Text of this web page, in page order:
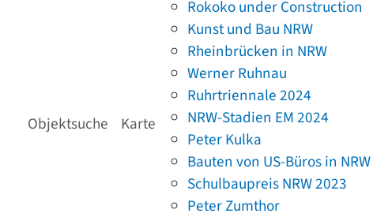
Objektsuche Karte
Rokoko under Construction
Kunst und Bau NRW
Rheinbrücken in NRW
Werner Ruhnau
Ruhrtriennale 2024
NRW-Stadien EM 2024
Peter Kulka
Bauten von US-Büros in NRW
Schulbaupreis NRW 2023
Peter Zumthor